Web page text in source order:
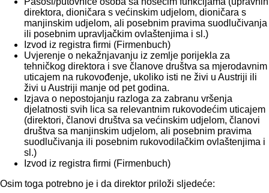
direktora, dioničara s većinskim udjelom, dioničara s
manjinskim udjelom, ali posebnim pravima suodlučivanja
ili posebnim upravljačkim ovlaštenjima i sl.)
Izvod iz registra firmi (Firmenbuch)
Uvjerenje o nekažnjavanju iz zemlje porijekla za
tehničkog direktora i sve članove društva sa mjerodavnim
uticajem na rukovođenje, ukoliko isti ne živi u Austriji ili
živi u Austriji manje od pet godina.
Izjava o nepostojanju razloga za zabranu vršenja
djelatnosti svih lica sa relevantnim rukovodećim uticajem
(direktori, članovi društva sa većinskim udjelom, članovi
društva sa manjinskim udjelom, ali posebnim pravima
suodlučivanja ili posebnim rukovodilačkim ovlaštenjima i
sl.)
Izvod iz registra firmi (Firmenbuch)
Osim toga potrebno je i da direktor priloži sljedeće: